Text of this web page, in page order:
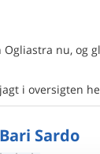
nu,
i oversigten
Sardo